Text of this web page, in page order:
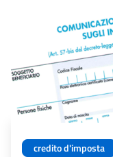
credito d'imposta